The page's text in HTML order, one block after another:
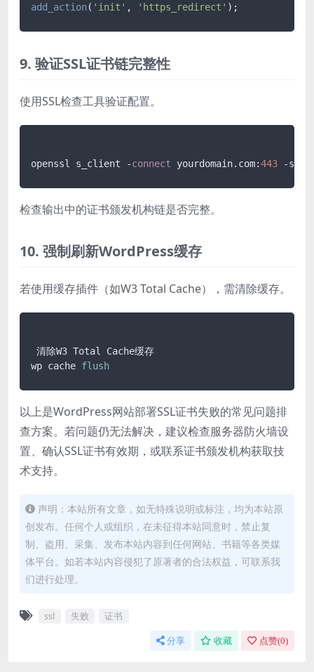
add_action( 'init' , 'https_redirect'
9. 验证SSL证书链完整性
使用SSL检查工具验证配置。
openssl s_client -connect yourdomain.com:443 -
检查输出中的证书颁发机构链是否完整。
10. 强制刷新WordPress缓存
若使用缓存插件（如W3 Total Cache），需清除缓存。
清除W3 Total Cache缓存
wp cache flush
以上是WordPress网站部署SSL证书失败的常见问题排
查方案。若问题仍无法解决，建议检查服务器防火墙设
置、确认SSL证书有效期，或联系证书颁发机构获取技
术支持。
声明：本站所有文章，如无特殊说明或标注，均为本站原
创发布。任何个人或组织，在未征得本站同意时，禁止复
制、盗用、采集、发布本站内容到任何网站、书籍等各类媒
体平台。如若本站内容侵犯了原著者的合法权益，可联系我
们进行处理。
ssl 失败 证书
分享 收藏 点赞(0)